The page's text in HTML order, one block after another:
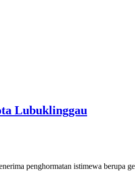
Lubuklinggau
penghormatan istimewa berupa